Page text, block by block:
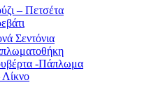
– Πετσέτα
Σεντόνια
-Πάπλωμα